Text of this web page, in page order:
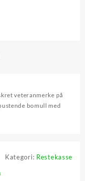
veteranmerke på
bomull med
Kategori: Restekasse